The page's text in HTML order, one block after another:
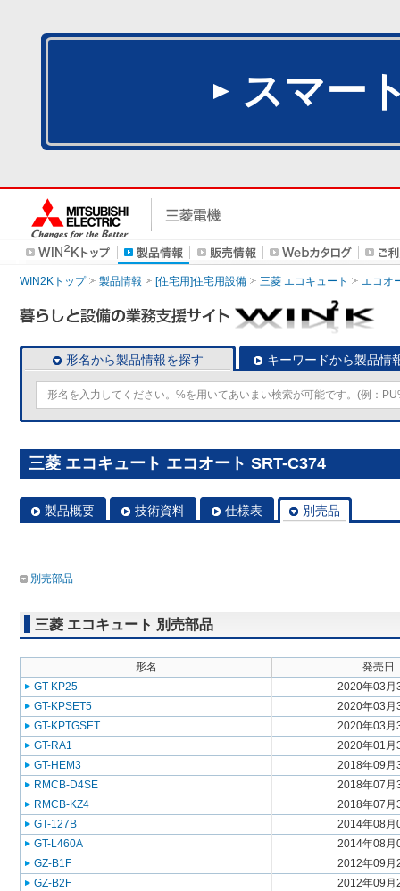
スマー
WIN2Kトップ 製品情報 [住宅用]住宅用設備 三菱 エコキュート エコオ
形名から製品情報を探す キーワードから製品情
三菱 エコキュート エコオート SRT-C374
製品概要 技術資料 仕様表 別売品
別売部品
三菱 エコキュート 別売部品
形名
発売日
GT-KP25
2020年03月
GT-KPSET5
2020年03月
GT-KPTGSET
2020年03月
GT-RA1
2020年01月
GT-HEM3
2018年09月
RMCB-D4SE
2018年07月
RMCB-KZ4
2018年07月
GT-127B
2014年08月
GT-L460A
2014年08月
GZ-B1F
2012年09月
GZ-B2F
2012年09月